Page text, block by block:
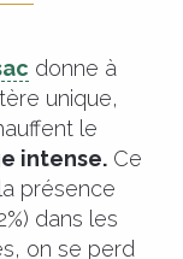
donne à
unique,
le
intense. Ce
présence
dans les
on se perd